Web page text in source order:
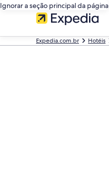
Ignorar a seção principal da página
Expedia.com.br Hotéis